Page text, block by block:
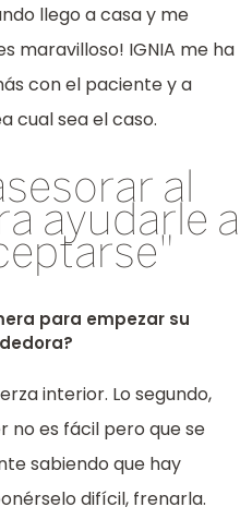
llego a casa y me
maravilloso! IGNIA me ha
con el paciente y a
cual sea el caso.
al
ayudarle a
para empezar su
interior. Lo segundo,
es fácil pero que se
sabiendo que hay
difícil, frenarla.